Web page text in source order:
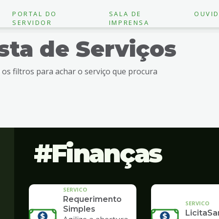
PORTAL DO
SERVIDOR
SALA DE
IMPRENSA
de Serviços
os filtros para achar o serviço que procura
Finanças
SERVICO
Requerimento
Simples
SERVICO